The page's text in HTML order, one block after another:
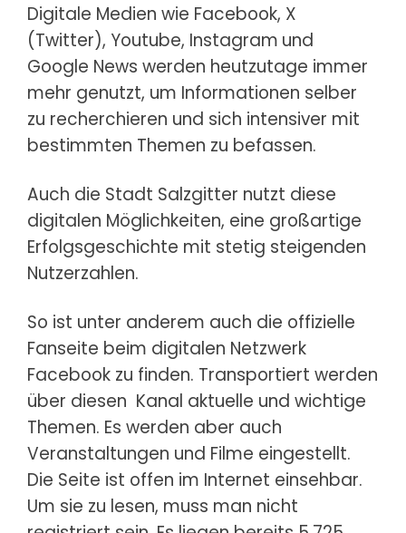
Digitale Medien wie Facebook, X
(Twitter), Youtube, Instagram und
Google News werden heutzutage immer
mehr genutzt, um Informationen selber
zu recherchieren und sich intensiver mit
bestimmten Themen zu befassen.
Auch die Stadt Salzgitter nutzt diese
digitalen Möglichkeiten, eine großartige
Erfolgsgeschichte mit stetig steigenden
Nutzerzahlen.
So ist unter anderem auch die offizielle
Fanseite beim digitalen Netzwerk
Facebook zu finden. Transportiert werden
über diesen Kanal aktuelle und wichtige
Themen. Es werden aber auch
Veranstaltungen und Filme eingestellt.
Die Seite ist offen im Internet einsehbar.
Um sie zu lesen, muss man nicht